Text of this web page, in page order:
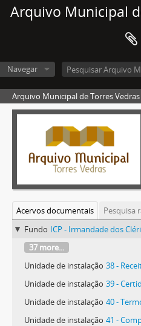
Arquivo Municipal
Navegar
Arquivo Municipal de Torres Vedras
Acervos documentais
Pesquisa
Fundo ICP - Irmandade dos
37 more...
Unidade de instalação 38 -
Unidade de instalação 39 - Certidões das
Unidade de instalação 40 -
Unidade de instalação 41 -